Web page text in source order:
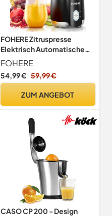
FOHERE Zitruspresse
Elektrisch Automatische
Saftpresse 100W
FOHERE
54,99 € 59,99 €
ZUM ANGEBOT
CASO CP 200 - Design